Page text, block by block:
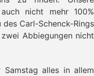
nicht mehr 100%
Carl-Schenck-Rings
Abbiegungen nicht
alles in allem